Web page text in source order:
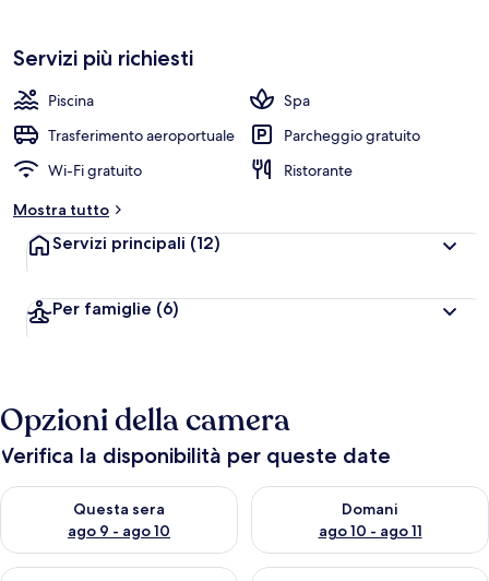
Servizi più richiesti
Piscina
Spa
Trasferimento aeroportuale
Parcheggio gratuito
Wi-Fi gratuito
Ristorante
Mostra tutto
Servizi principali (12)
Per famiglie (6)
Opzioni della camera
Verifica la disponibilità per queste date
Questa sera
ago 9 - ago 10
Verifica la disponibilità per questa sera, ago 9 - ago 10
Domani
ago 10 - ago 11
Verifica la disponibilità per